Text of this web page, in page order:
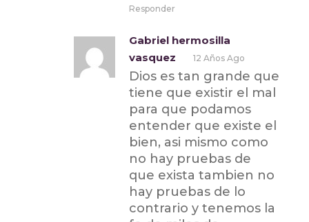
Responder
Gabriel hermosilla
vasquez
12 Años Ago
Dios es tan grande que
tiene que existir el mal
para que podamos
entender que existe el
bien, asi mismo como
no hay pruebas de
que exista tambien no
hay pruebas de lo
contrario y tenemos la